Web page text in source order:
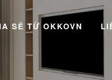
SẺ TỪ OKKOVN